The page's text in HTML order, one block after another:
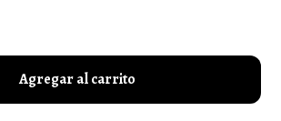
Agregar al carrito